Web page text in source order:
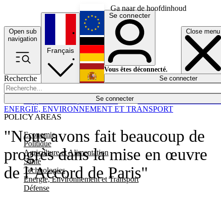
Ga naar de hoofdinhoud
Open sub
navigation
Close menu
Recherche
Se connecter
POLICY AREAS
Economie
Politique
Agriculture et Alimentation
Santé
Technologies
Energie, Environnement et Transport
Défense
Économie
Français
English
Deutsch
Español
Se connecter
Vous êtes déconnecté.
Se connecter
"Nous avons fait beaucoup de
progrès dans la mise en œuvre
de l’Accord de Paris"
ENERGIE, ENVIRONNEMENT ET TRANSPORT